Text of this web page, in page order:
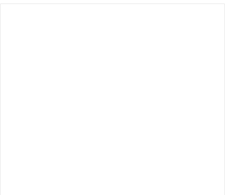
Xochiltenango